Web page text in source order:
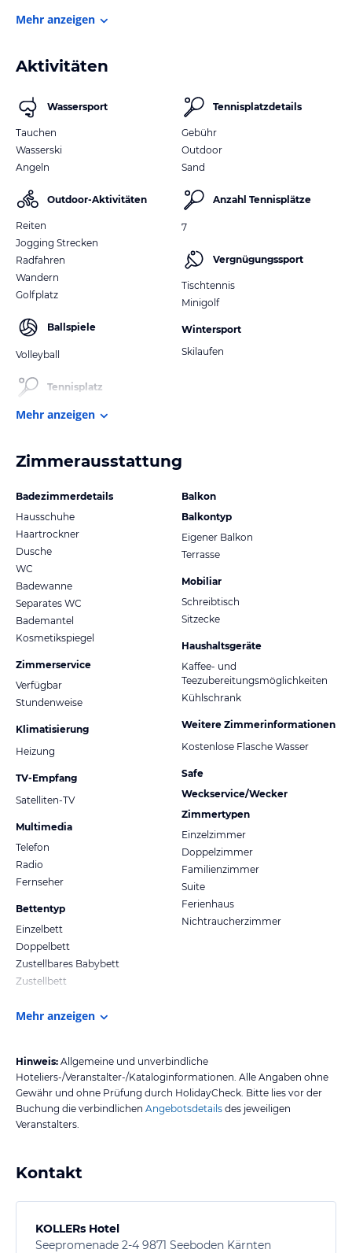
Mehr anzeigen
Aktivitäten
Wassersport
Tauchen
Wasserski
Angeln
Outdoor-Aktivitäten
Reiten
Jogging Strecken
Radfahren
Wandern
Golfplatz
Ballspiele
Volleyball
Tennisplatz
Tennisplatzdetails
Gebühr
Outdoor
Sand
Anzahl Tennisplätze
7
Vergnügungssport
Tischtennis
Minigolf
Wintersport
Skilaufen
Mehr anzeigen
Zimmerausstattung
Badezimmerdetails
Hausschuhe
Haartrockner
Dusche
WC
Badewanne
Separates WC
Bademantel
Kosmetikspiegel
Zimmerservice
Verfügbar
Stundenweise
Klimatisierung
Heizung
TV-Empfang
Satelliten-TV
Multimedia
Telefon
Radio
Fernseher
Bettentyp
Einzelbett
Doppelbett
Zustellbares Babybett
Zustellbett
Balkon
Balkontyp
Eigener Balkon
Terrasse
Mobiliar
Schreibtisch
Sitzecke
Haushaltsgeräte
Kaffee- und
Teezubereitungsmöglichkeiten
Kühlschrank
Weitere Zimmerinformationen
Kostenlose Flasche Wasser
Safe
Weckservice/Wecker
Zimmertypen
Einzelzimmer
Doppelzimmer
Familienzimmer
Suite
Ferienhaus
Nichtraucherzimmer
Mehr anzeigen
Hinweis: Allgemeine und unverbindliche
Hoteliers-/Veranstalter-/Kataloginformationen. Alle Angaben ohne
Gewähr und ohne Prüfung durch HolidayCheck. Bitte lies vor der
Buchung die verbindlichen Angebotsdetails des jeweiligen
Veranstalters.
Kontakt
KOLLERs Hotel
Seepromenade 2-4 9871 Seeboden Kärnten